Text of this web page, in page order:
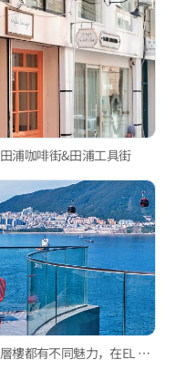
田浦咖啡街&田浦工具街
每一層樓都有不同魅力，在EL 16.52欣賞最特別的松島海景